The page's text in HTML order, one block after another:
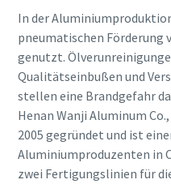
In der
pneumatischen Förderung
genutzt.
Qualitätseinbußen und
stellen eine Brandgefahr
Henan Wanji Aluminum
2005 gegründet und ist
Aluminiumproduzenten in
zwei Fertigungslinien für